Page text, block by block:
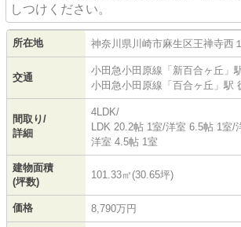
しつけください。
所在地 神奈川県 川崎市麻生区王禅寺西
交通
小田急小田原線 「 新百合ヶ丘 」
小田急小田原線 「 百合ヶ丘 」駅
間取り/
詳細
4LDK/
LDK 20.2帖 1室/洋室 6.5帖 1室/
洋室 4.5帖 1室
建物面積
(坪数)
101.33㎡(30.65坪)
価格 8,790万円